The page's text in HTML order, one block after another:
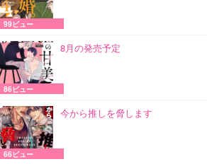
99ビュー
8月の発売予定
86ビュー
今から推しを脅します
66ビュー